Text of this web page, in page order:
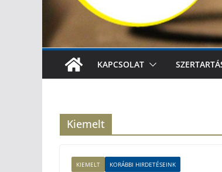
KAPCSOLAT
Kiemelt
KIEMELT KORÁBBI HIRDETÉSEINK